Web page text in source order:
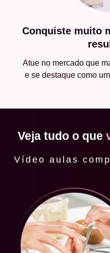
Conquiste muito
Atue no mercado que
e se destaque como
Veja tudo o que
Vídeo aulas